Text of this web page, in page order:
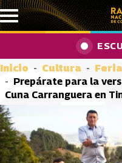
Pasar al contenido principal
Inicio Cultura
Prepárate para la
Cuna Carranguera en